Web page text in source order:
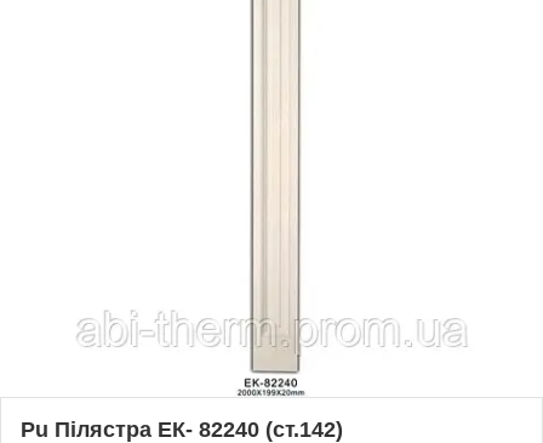
Pu Пілястра ЕК- 82240 (ст.142)